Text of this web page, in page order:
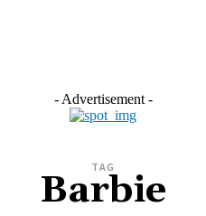
- Advertisement -
TAG
Barbie